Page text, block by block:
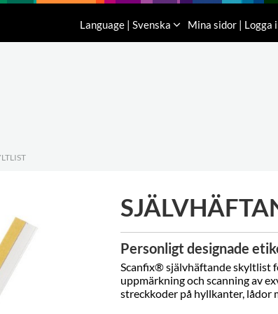
Language | Svenska Mina sidor | Logga
Personligt designade
Scanfix® självhäftande skyltlist
uppmärkning och scanning av
streckkoder på hyllkanter, lådor